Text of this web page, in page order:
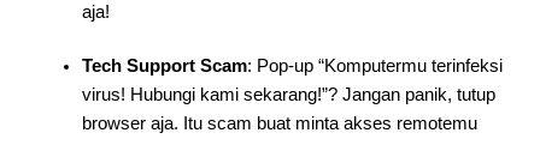
aja!
Tech Support Scam: Pop-up “Komputermu terinfeksi
virus! Hubungi kami sekarang!”? Jangan panik, tutup
browser aja. Itu scam buat minta akses remotemu